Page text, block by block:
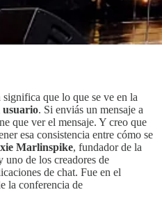
que lo que se ve en la
usuario. Si enviás un mensaje a
que ver el mensaje. Y creo que
esa consistencia entre cómo se
Marlinspike, fundador de la
uno de los creadores de
de chat. Fue en el
la conferencia de